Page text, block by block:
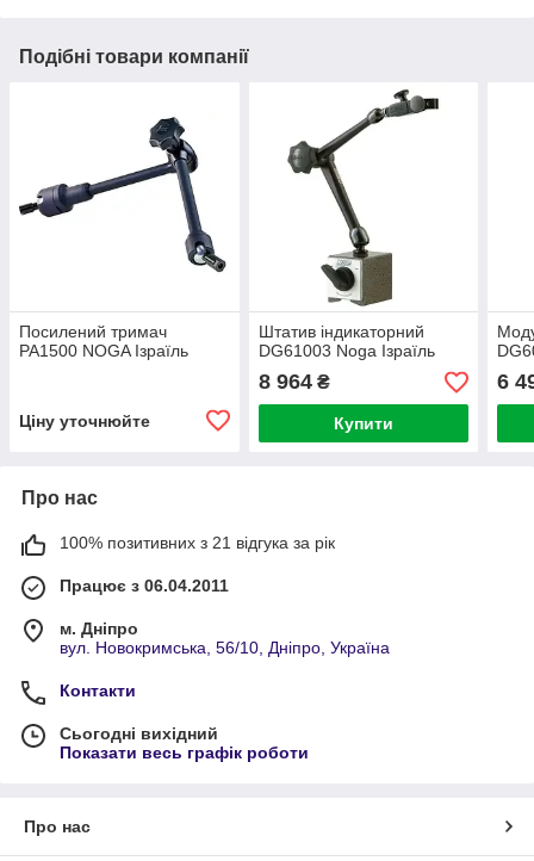
Подібні товари компанії
Посилений тримач
PA1500 NOGA Ізраїль
Ціну уточнюйте
Штатив індикаторний
DG61003 Noga Ізраїль
8 964₴
Купити
6
Про нас
100% позитивних з 21 відгука за рік
Працює з 06.04.2011
м. Дніпро
вул. Новокримська, 56/10, Дніпро, Україна
Контакти
Сьогодні вихідний
Показати весь графік роботи
Про нас